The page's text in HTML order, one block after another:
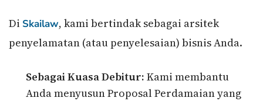
Di Skailaw, kami bertindak sebagai arsitek
penyelamatan (atau penyelesaian) bisnis Anda.
Sebagai Kuasa Debitur: Kami membantu
Anda menyusun Proposal Perdamaian yang